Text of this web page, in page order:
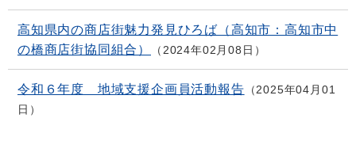
高知県内の商店街魅力発見ひろば（高知市：高知市中
の橋商店街協同組合）
2024年02月08日
令和６年度 地域支援企画員活動報告
2025年04月01
日